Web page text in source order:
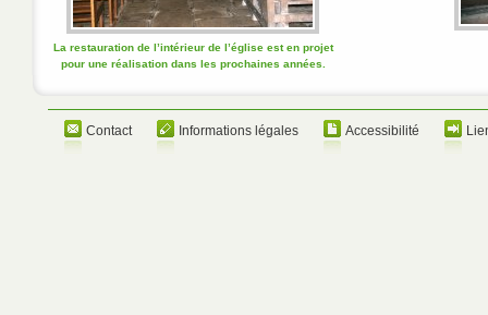
La restauration de l’intérieur de l’église est en projet
pour une réalisation dans les prochaines années.
Contact Informations légales Accessibilité